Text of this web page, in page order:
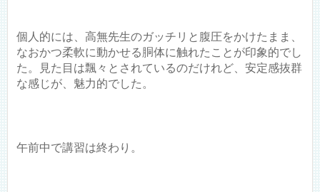
個人的には、高無先生のガッチリと腹圧をかけたまま、
なおかつ柔軟に動かせる胴体に触れたことが印象的でし
た。見た目は飄々とされているのだけれど、安定感抜群
な感じが、魅力的でした。
午前中で講習は終わり。